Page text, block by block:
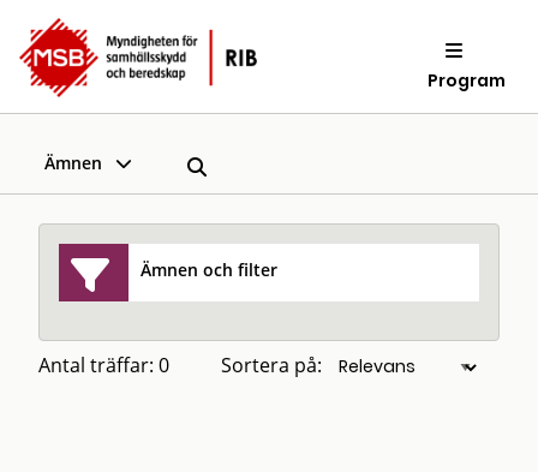
Program
Ämnen
Ämnen och filter
Antal träffar: 0 Sortera på: